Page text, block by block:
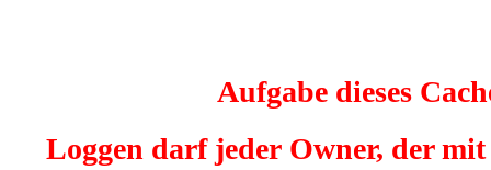
Aufgabe dieses
Loggen darf jeder Owner, der mit